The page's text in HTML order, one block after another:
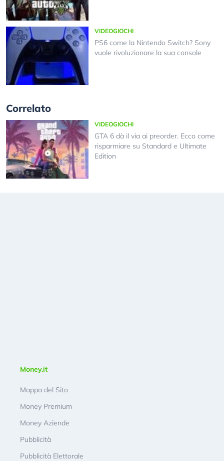
VIDEOGIOCHI
PS6 come la Nintendo Switch? Sony
vuole rivoluzionare la sua console
Correlato
VIDEOGIOCHI
GTA 6 dà il via ai preorder. Ecco come
risparmiare su Standard e Ultimate
Edition
Money.it
Mappa del Sito
Money Premium
Money Aziende
Pubblicità
Pubblicità Elettorale